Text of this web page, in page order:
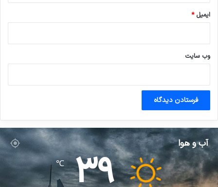
ایمیل*
وب‌ سایت
آب و هوا
39
℃